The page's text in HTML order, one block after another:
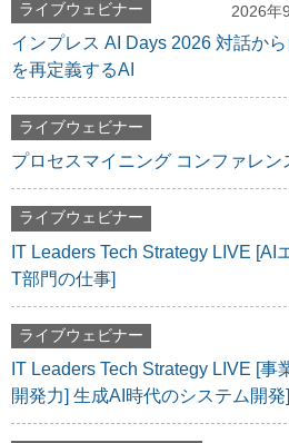
ライブウェビナー 2026年
インプレス AI Days 2026 対話か
を再定義するAI
ライブウェビナー
プロセスマイニング コンファレン
ライブウェビナー
IT Leaders Tech Strategy LIVE [AI
T部門の仕事]
ライブウェビナー
IT Leaders Tech Strategy LIVE [
開発力] 生成AI時代のシステム開発]